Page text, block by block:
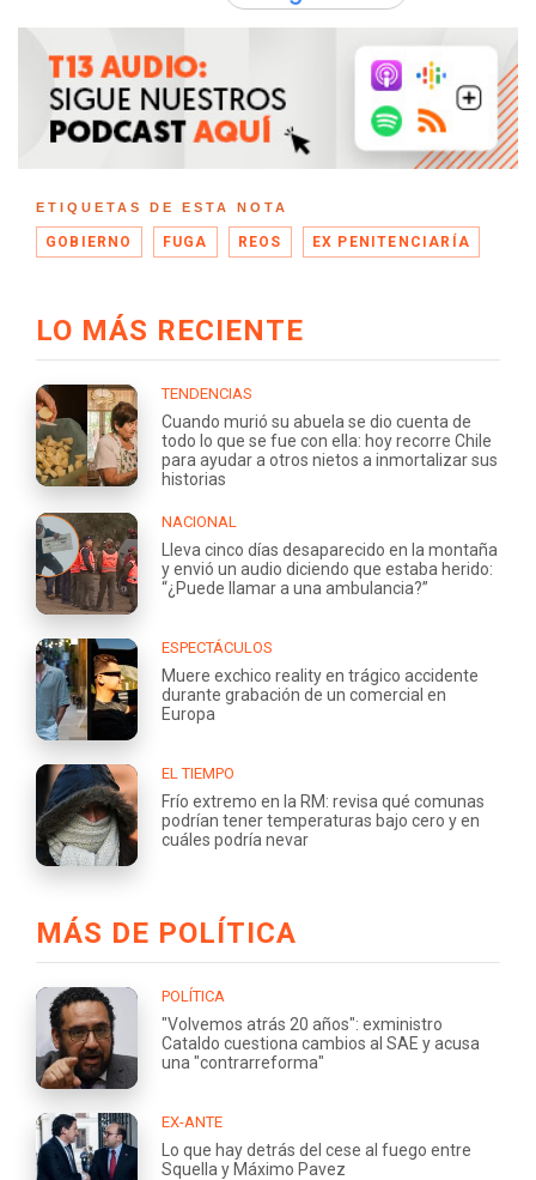
ETIQUETAS DE ESTA NOTA
GOBIERNO FUGA REOS EX PENITENCIARÍA
LO MÁS RECIENTE
TENDENCIAS
Cuando murió su abuela se dio cuenta de
todo lo que se fue con ella: hoy recorre Chile
para ayudar a otros nietos a inmortalizar sus
historias
NACIONAL
Lleva cinco días desaparecido en la montaña
y envió un audio diciendo que estaba herido:
“¿Puede llamar a una ambulancia?”
ESPECTÁCULOS
Muere exchico reality en trágico accidente
durante grabación de un comercial en
Europa
EL TIEMPO
Frío extremo en la RM: revisa qué comunas
podrían tener temperaturas bajo cero y en
cuáles podría nevar
MÁS DE POLÍTICA
POLÍTICA
"Volvemos atrás 20 años": exministro
Cataldo cuestiona cambios al SAE y acusa
una "contrarreforma"
EX-ANTE
Lo que hay detrás del cese al fuego entre
Squella y Máximo Pavez